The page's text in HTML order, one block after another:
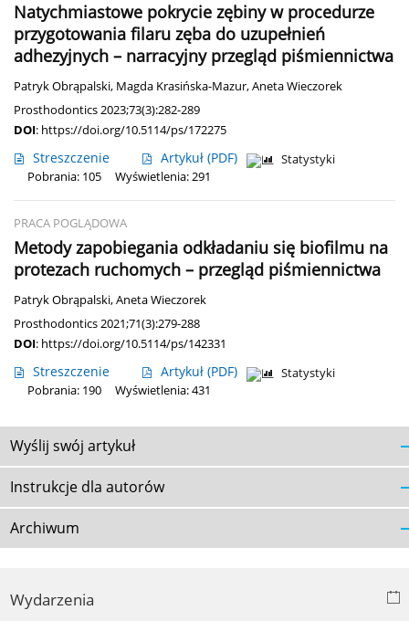
Natychmiastowe pokrycie zębiny w procedurze
przygotowania filaru zęba do uzupełnień
adhezyjnych – narracyjny przegląd piśmiennictwa
Patryk Obrąpalski, Magda Krasińska-Mazur,Aneta Wieczorek
Prosthodontics 2023;73(3):282-289
DOI: https://doi.org/10.5114/ps/172275
Streszczenie Artykuł (PDF)
Statystyki
Pobrania: 105
Wyświetlenia: 291
PRACA POGLĄDOWA
Metody zapobiegania odkładaniu się biofilmu na
protezach ruchomych – przegląd piśmiennictwa
Patryk Obrąpalski,Aneta Wieczorek
Prosthodontics 2021;71(3):279-288
DOI: https://doi.org/10.5114/ps/142331
Streszczenie Artykuł (PDF)
Statystyki
Pobrania: 190
Wyświetlenia: 431
Wyślij swój artykuł
Instrukcje dla autorów
Archiwum
Wydarzenia